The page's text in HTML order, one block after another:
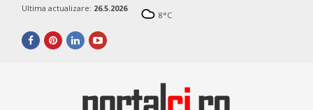
Ultima actualizare: 26.5.2026
8°C